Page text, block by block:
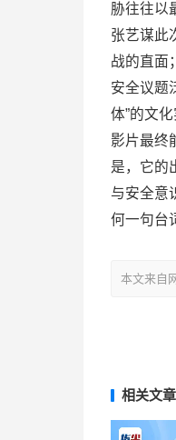
胁往往以
张艺谋此
战的直面
安全议题
体”的文化
影片最终
是，它的
与安全意
何一句台
本文来自
相关文章